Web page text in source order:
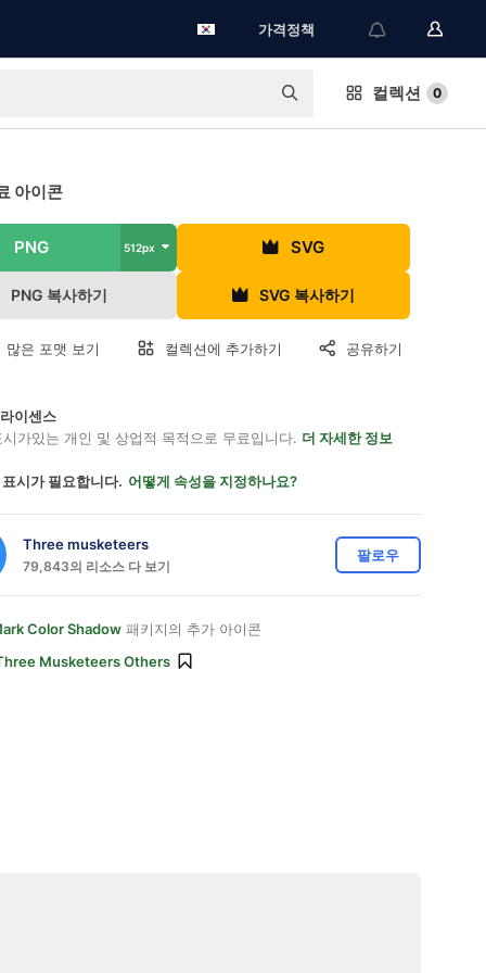
가격정책
컬렉션 0
아이콘
PNG 512px SVG
PNG 복사하기 SVG 복사하기
많은 포맷 보기 컬렉션에 추가하기 공유하기
이센스
가있는 개인 및 상업적 목적으로 무료입니다. 더 자세한 정보
시가 필요합니다. 어떻게 속성을 지정하나요?
Three musketeers
79,843의 리소스 다 보기
팔로우
Color Shadow 패키지의 추가 아이콘
Musketeers Others